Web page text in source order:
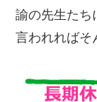
諭の先生たち
言われればそ